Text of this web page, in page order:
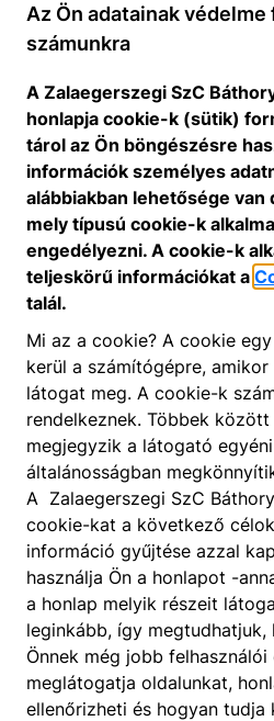
Az Ön adatainak védelme
számunkra
A Zalaegerszegi SzC
honlapja cookie-k (sütik)
tárol az Ön böngészésre
információk személyes
alábbiakban lehetősége
mely típusú cookie-k
engedélyezni. A cookie-k
teljeskörű információkat a
talál.
Mi az a cookie? A cookie
kerül a számítógépre,
látogat meg. A cookie-k
rendelkeznek. Többek
megjegyzik a látogató
általánosságban
A Zalaegerszegi SzC
cookie-kat a következő
információ gyűjtése azzal
használja Ön a honlapot -
a honlap melyik részeit
leginkább, így
Önnek még jobb felhasználói
meglátogatja oldalunkat,
ellenőrizheti és hogyan